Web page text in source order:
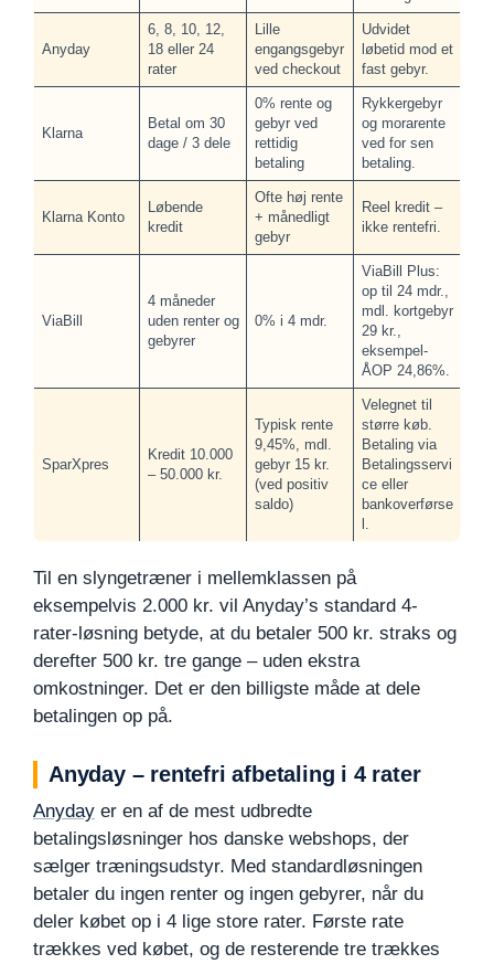
Anyday
6, 8, 10, 12,
18 eller 24
rater
Lille
engangsgebyr
ved checkout
Udvidet
løbetid mod et
fast gebyr.
Klarna
Betal om 30
dage / 3 dele
0% rente og
gebyr ved
rettidig
betaling
Rykkergebyr
og morarente
ved for sen
betaling.
Klarna Konto
Løbende
kredit
Ofte høj rente
+ månedligt
gebyr
Reel kredit –
ikke rentefri.
ViaBill
4 måneder
uden renter og
gebyrer
0% i 4 mdr.
ViaBill Plus:
op til 24 mdr.,
mdl. kortgebyr
29 kr.,
eksempel-
ÅOP 24,86%.
SparXpres
Kredit 10.000
– 50.000 kr.
Typisk rente
9,45%, mdl.
gebyr 15 kr.
(ved positiv
saldo)
Velegnet til
større køb.
Betaling via
Betalingsservi
ce eller
bankoverførse
l.
Til en slyngetræner i mellemklassen på
eksempelvis 2.000 kr. vil Anyday’s standard 4-
rater-løsning betyde, at du betaler 500 kr. straks og
derefter 500 kr. tre gange – uden ekstra
omkostninger. Det er den billigste måde at dele
betalingen op på.
Anyday – rentefri afbetaling i 4 rater
Anyday er en af de mest udbredte
betalingsløsninger hos danske webshops, der
sælger træningsudstyr. Med standardløsningen
betaler du ingen renter og ingen gebyrer, når du
deler købet op i 4 lige store rater. Første rate
trækkes ved købet, og de resterende tre trækkes